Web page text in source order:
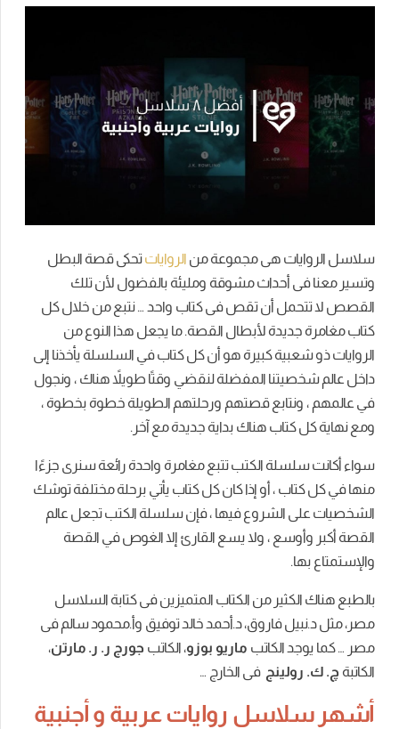
سلاسل الروايات هى مجموعة من الرواياتتحكى قصة البطل
وتسير معنا فى أحداث مشوقة ومليئة بالفضول لأن تلك
القصص لا تتحمل أن تقص فى كتاب واحد … نتبع من خلال كل
كتاب مغامرة جديدة لأبطال القصة. ما يجعل هذا النوع من
الروايات ذو شعبية كبيرة هو أن كل كتاب في السلسلة يأخذنا إلى
داخل عالم شخصيتنا المفضلة لنقضي وقتًا طويلاً هناك ، ونجول
في عالمهم ، ونتابع قصتهم ورحلتهم الطويلة خطوة بخطوة ،
ومع نهاية كل كتاب هناك بداية جديدة مع آخر.
سواء أكانت سلسلة الكتب تتبع مغامرة واحدة رائعة سنرى جزءًا
منها في كل كتاب ، أو إذا كان كل كتاب يأتي برحلة مختلفة توشك
الشخصيات على الشروع فيها ، فإن سلسلة الكتب تجعل عالم
القصة أكبر وأوسع ، ولا يسع القارئ إلا الغوص في القصة
والإستمتاع بها.
بالطبع هناك الكثير من الكتاب المتميزين فى كتابة السلاسل
مصر، مثل د.نبيل فاروق، د.أحمد خالد توفيق وأ.محمود سالم فى
مصر … كما يوجد الكاتب ماريو بوزو، الكاتب جورج ر. ر. مارتن،
الكاتبة چ. ك. رولينج فى الخارج …
أشهر سلاسل روايات عربية و أجنبية